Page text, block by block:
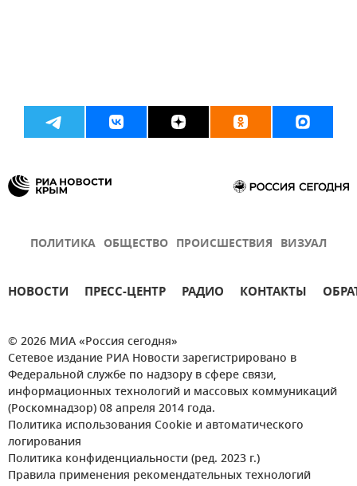
ПОЛИТИКА ОБЩЕСТВО ПРОИСШЕСТВИЯ ВИЗУАЛ
НОВОСТИ ПРЕСС-ЦЕНТР РАДИО КОНТАКТЫ
© 2026 МИА «Россия сегодня»
Сетевое издание РИА Новости зарегистрировано в
Федеральной службе по надзору в сфере связи,
информационных технологий и массовых коммуникаций
(Роскомнадзор) 08 апреля 2014 года.
Политика использования Cookie и автоматического
логирования
Политика конфиденциальности (ред. 2023 г.)
Правила применения рекомендательных технологий